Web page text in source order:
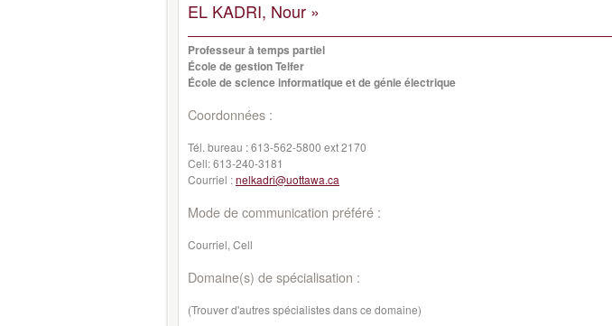
EL KADRI, Nour »
Professeur à temps partiel
École de gestion Telfer
École de science informatique et de génie électrique
Coordonnées :
Tél. bureau :613-562-5800 ext 2170
Cell:613-240-3181
Courriel :nelkadri@uottawa.ca
Mode de communication préféré :
Courriel, Cell
Domaine(s) de spécialisation :
(Trouver d'autres spécialistes dans ce domaine)